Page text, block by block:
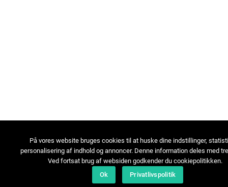
På vores website bruges cookies til at huske dine indstillinger,
personalisering af indhold og annoncer. Denne information deles med
Ved fortsat brug af websiden godkender du cookiepolitikken.
Ok
Privatlivspolitik